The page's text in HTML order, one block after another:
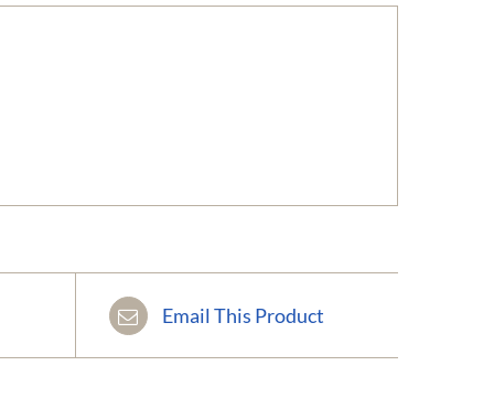
Email This Product